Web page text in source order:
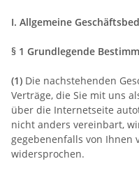
I. Allgemeine
§ 1 Grundlegende
(1) Die nachstehenden
Verträge, die Sie mit uns
über die Internetseite
nicht anders vereinbart,
gegebenenfalls von Ihnen
widersprochen.